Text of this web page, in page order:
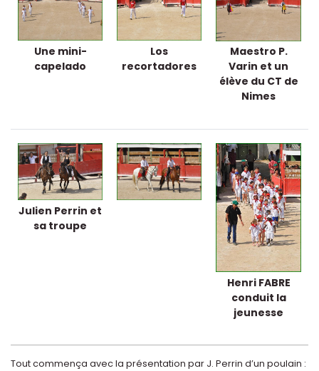
Une mini-
capelado
Los
recortadores
Maestro P.
Varin et un
élève du CT de
Nimes
Julien Perrin et
sa troupe
Henri FABRE
conduit la
jeunesse
Tout commença avec la présentation par J. Perrin d’un poulain :